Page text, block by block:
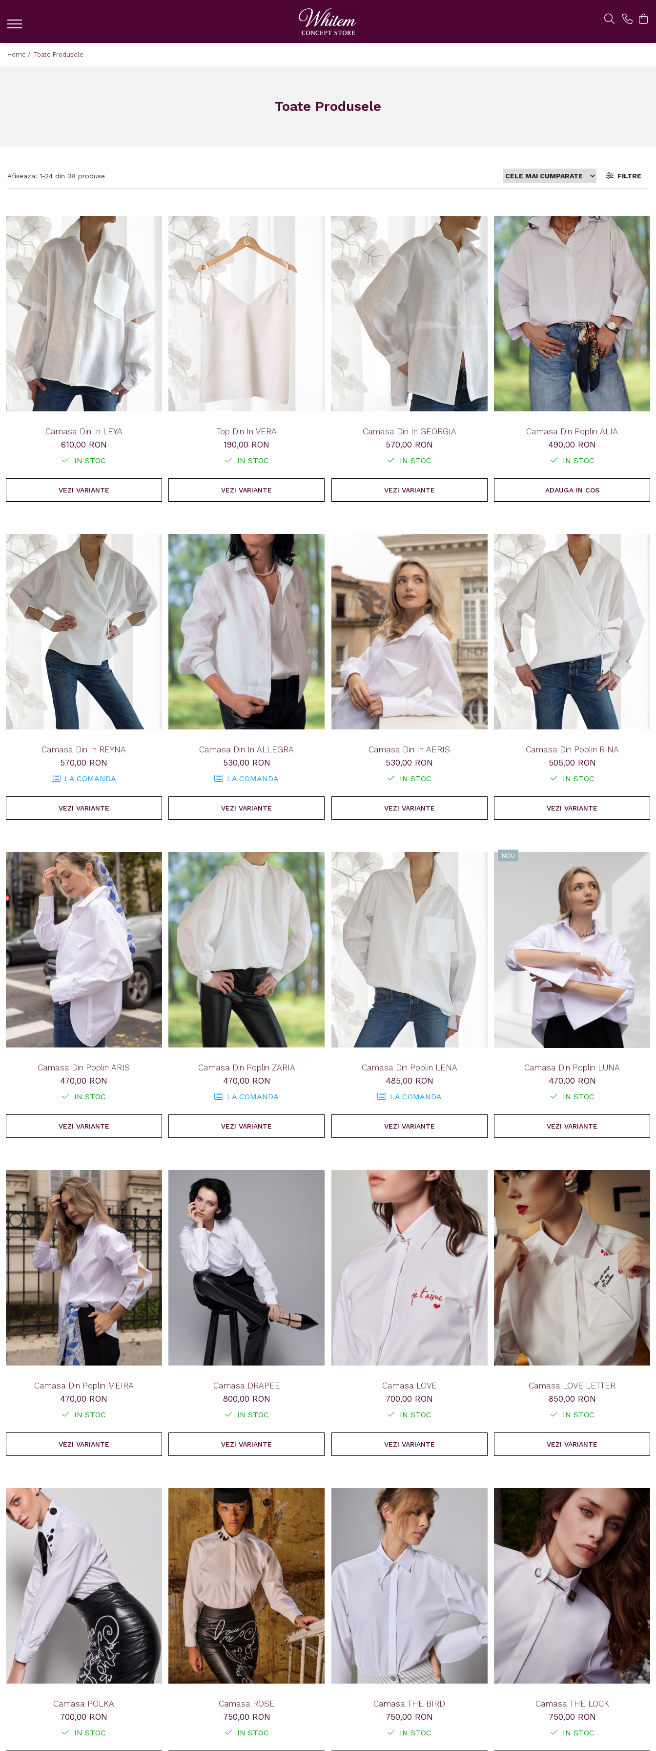
Home / Toate Produsele
Toate Produsele
Afiseaza: 1-24 din 38 produse FILTRE
Camasa Din In LEYA
610,00 RON
IN STOC
VEZI VARIANTE
Top Din In VERA
190,00 RON
IN STOC
VEZI VARIANTE
Camasa Din In GEORGIA
570,00 RON
IN STOC
VEZI VARIANTE
Camasa Din Poplin ALIA
490,00 RON
IN STOC
ADAUGA IN COS
Camasa Din In REYNA
570,00 RON
LA COMANDA
VEZI VARIANTE
Camasa Din In ALLEGRA
530,00 RON
LA COMANDA
VEZI VARIANTE
Camasa Din In AERIS
530,00 RON
IN STOC
VEZI VARIANTE
Camasa Din Poplin RINA
505,00 RON
IN STOC
VEZI VARIANTE
Camasa Din Poplin ARIS
470,00 RON
IN STOC
VEZI VARIANTE
Camasa Din Poplin ZARIA
470,00 RON
LA COMANDA
VEZI VARIANTE
Camasa Din Poplin LENA
485,00 RON
LA COMANDA
VEZI VARIANTE
NOU
Camasa Din Poplin LUNA
470,00 RON
IN STOC
VEZI VARIANTE
Camasa Din Poplin MEIRA
470,00 RON
IN STOC
VEZI VARIANTE
Camasa DRAPEE
800,00 RON
IN STOC
VEZI VARIANTE
Camasa LOVE
700,00 RON
IN STOC
VEZI VARIANTE
Camasa LOVE LETTER
850,00 RON
IN STOC
VEZI VARIANTE
Camasa POLKA
700,00 RON
IN STOC
Camasa ROSE
750,00 RON
IN STOC
Camasa THE BIRD
750,00 RON
IN STOC
Camasa THE LOCK
750,00 RON
IN STOC